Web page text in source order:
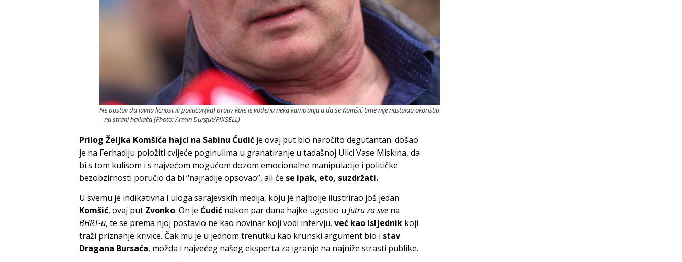
Ne postoji da javna ličnost ili političar(ka) protiv koje je vođena neka kampanja a da se Komšić time nije nastojao okoristiti
– na strani hajkača (Photo: Armin Durgut/PIXSELL)
Prilog Željka Komšića hajci na Sabinu Ćudić je ovaj put bio naročito degutantan: došao
je na Ferhadiju položiti cvijeće poginulima u granatiranje u tadašnoj Ulici Vase Miskina, da
bi s tom kulisom i s najvećom mogućom dozom emocionalne manipulacije i političke
bezobzirnosti poručio da bi “najradije opsovao”, ali će se ipak, eto, suzdržati.
U svemu je indikativna i uloga sarajevskih medija, koju je najbolje ilustrirao još jedan
Komšić, ovaj put Zvonko. On je Ćudić nakon par dana hajke ugostio u Jutru za sve na
BHRT-u, te se prema njoj postavio ne kao novinar koji vodi intervju, već kao isljednik koji
traži priznanje krivice. Čak mu je u jednom trenutku kao krunski argument bio i stav
Dragana Bursaća, možda i najvećeg našeg eksperta za igranje na najniže strasti publike.